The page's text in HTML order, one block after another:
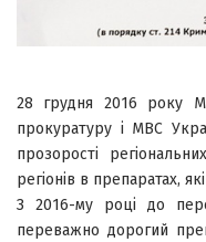
28 грудня 2016 року
прокуратуру і МВС
прозорості
регіонів в препаратах,
З 2016-му році до
переважно дорогий